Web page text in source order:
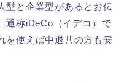
型と企業型があるとお伝
通称iDeCo（イデコ）で
を使えば中退共の方も安